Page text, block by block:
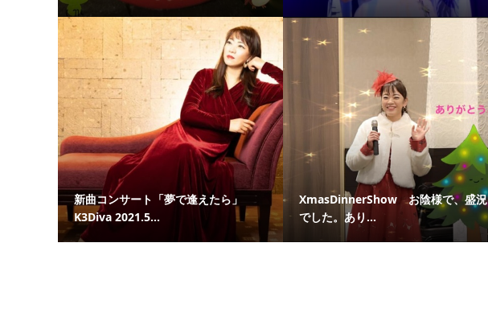
新曲コンサート「夢で逢えたら」
K3Diva 2021.5...
XmasDinnerShow お陰様で、盛況
でした。あり...